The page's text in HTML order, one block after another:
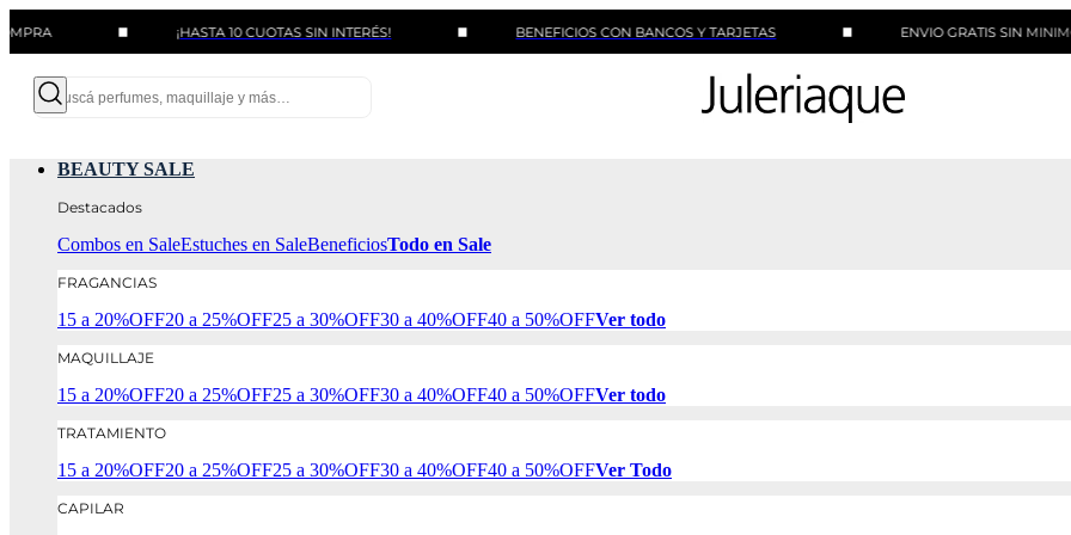
¡HASTA 10 CUOTAS SIN INTERÉS! BENEFICIOS CON BANCOS Y TARJETAS ENVIO GRATIS SIN MINIMO DE
BEAUTY SALE
Destacados
Combos en SaleEstuches en SaleBeneficiosTodo en Sale
FRAGANCIAS
15 a 20%OFF20 a 25%OFF25 a 30%OFF30 a 40%OFF40 a 50%OFFVer todo
MAQUILLAJE
15 a 20%OFF20 a 25%OFF25 a 30%OFF30 a 40%OFF40 a 50%OFFVer todo
TRATAMIENTO
15 a 20%OFF20 a 25%OFF25 a 30%OFF30 a 40%OFF40 a 50%OFFVer Todo
CAPILAR